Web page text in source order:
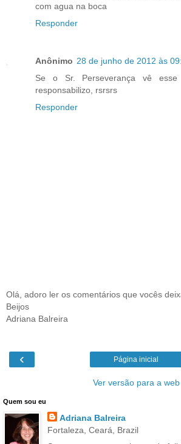
com agua na boca
Responder
Anônimo 28 de junho de 2012 às
Se o Sr. Perseverança vê
responsabilizo, rsrsrs
Responder
Olá, adoro ler os comentários que vocês
Beijos
Adriana Balreira
‹ Página inicial
Ver versão para a web
Quem sou eu
Adriana Balreira
Fortaleza, Ceará, Brazil